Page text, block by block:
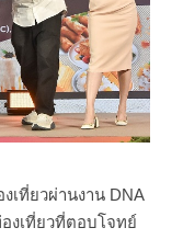
เที่ยวผ่านงาน DNA
งเที่ยวที่ตอบโจทย์